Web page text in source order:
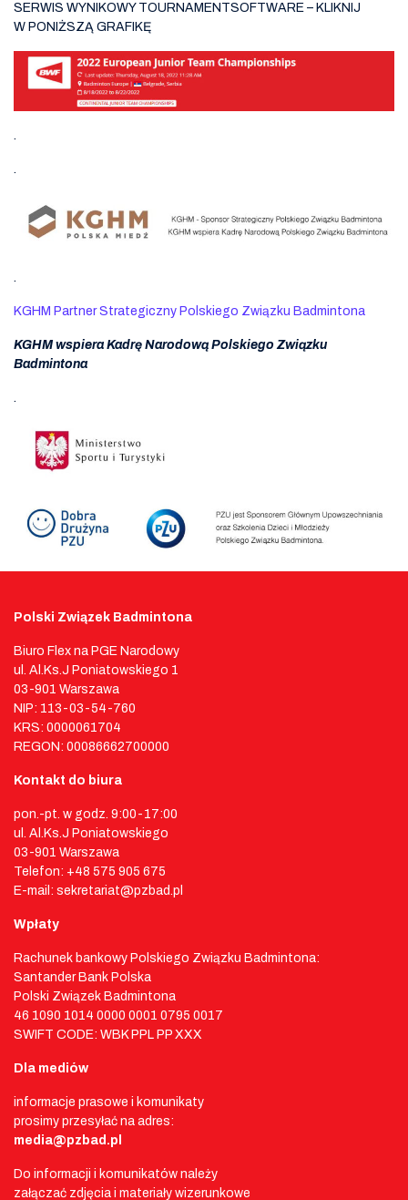
SERWIS WYNIKOWY TOURNAMENTSOFTWARE – KLIKNIJ
W PONIŻSZĄ GRAFIKĘ
.
.
.
KGHM Partner Strategiczny Polskiego Związku Badmintona
KGHM wspiera Kadrę Narodową Polskiego Związku
Badmintona
.
Polski Związek Badmintona
Biuro Flex na PGE Narodowy
ul. Al.Ks.J Poniatowskiego 1
03-901 Warszawa
NIP: 113-03-54-760
KRS: 0000061704
REGON: 00086662700000
Kontakt do biura
pon.-pt. w godz. 9:00-17:00
ul. Al.Ks.J Poniatowskiego
03-901 Warszawa
Telefon: +48 575 905 675
E-mail: sekretariat@pzbad.pl
Wpłaty
Rachunek bankowy Polskiego Związku Badmintona:
Santander Bank Polska
Polski Związek Badmintona
46 1090 1014 0000 0001 0795 0017
SWIFT CODE: WBK PPL PP XXX
Dla mediów
informacje prasowe i komunikaty
prosimy przesyłać na adres:
media@pzbad.pl
Do informacji i komunikatów należy
załączać zdjęcia i materiały wizerunkowe